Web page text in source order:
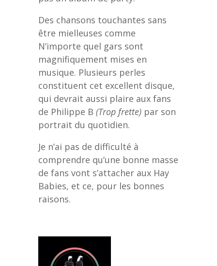
Des chansons touchantes sans
être mielleuses comme
N’importe quel gars sont
magnifiquement mises en
musique. Plusieurs perles
constituent cet excellent disque,
qui devrait aussi plaire aux fans
de Philippe B (Trop frette) par son
portrait du quotidien.
Je n’ai pas de difficulté à
comprendre qu’une bonne masse
de fans vont s’attacher aux Hay
Babies, et ce, pour les bonnes
raisons.